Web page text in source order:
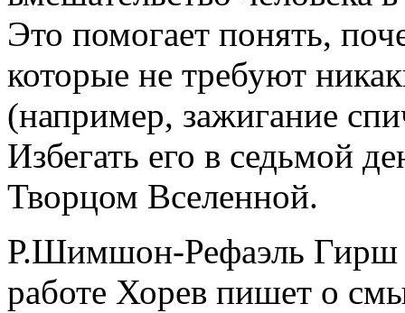
Это помогает понять,
которые не требуют
(например, зажигание
Избегать его в седьмой
Творцом Вселенной.
Р.Шимшон-Рефаэль Гирш
работе Хорев пишет о